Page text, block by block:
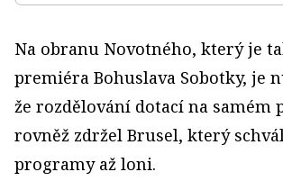
Na obranu Novotného, který je
premiéra Bohuslava Sobotky, je
že rozdělování dotací na samém
rovněž zdržel Brusel, který
programy až loni.